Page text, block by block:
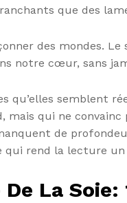
que des
des mondes.
notre cœur, sans
qu’elles semblent
qui ne convainc
de
qui rend la lecture
La